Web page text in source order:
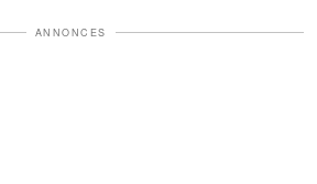
ANNONCES